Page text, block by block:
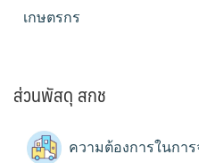
เกษตรกร
ส่วนพัสดุ สกช
ความต้องการในกา